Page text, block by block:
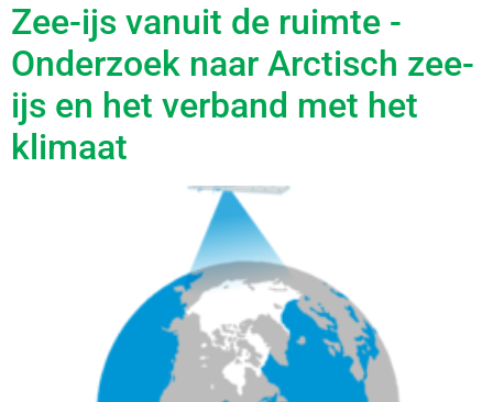
Zee-ijs vanuit de ruimte -
Onderzoek naar Arctisch zee-
ijs en het verband met het
klimaat